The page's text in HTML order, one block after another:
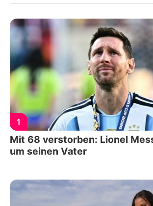
1
Mit 68 verstorben: Lionel
um seinen Vater